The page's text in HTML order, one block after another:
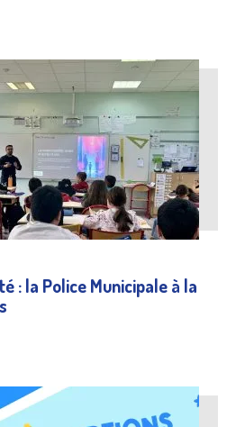
: la Police Municipale à la